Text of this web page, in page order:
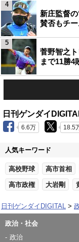
新庄監督
賛否もチ
4
菅野智之
まで11勝4
5
日刊ゲンダイ
6.6万 18.5
人気キーワード
高校野球 高市首相
高市政権 大岩剛
日刊ゲンダイDIGITAL
政治・社会
政治